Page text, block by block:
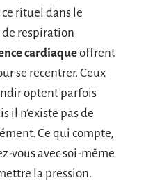
rituel dans le
de respiration
cardiaqueoffrent
se recentrer. Ceux
optent parfois
il n’existe pas de
Ce qui compte,
vous avec soi-même
la pression.